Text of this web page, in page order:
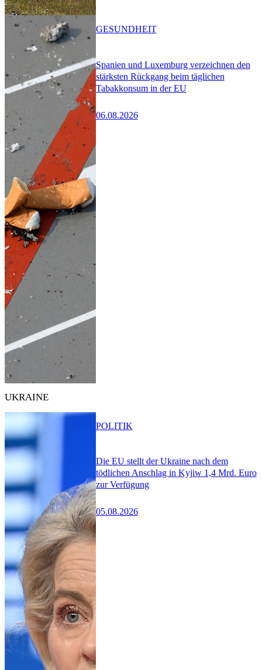
Spanien und Luxemburg verzeichnen den
stärksten Rückgang beim täglichen
Tabakkonsum in der EU
06.08.2026
GESUNDHEIT
UKRAINE
Die EU stellt der Ukraine nach dem
tödlichen Anschlag in Kyjiw 1,4 Mrd. Euro
zur Verfügung
05.08.2026
POLITIK